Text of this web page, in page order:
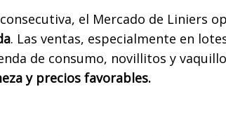
el Mercado de Liniers
. Las ventas, especialmente en
de consumo, novillitos y
y precios favorables.